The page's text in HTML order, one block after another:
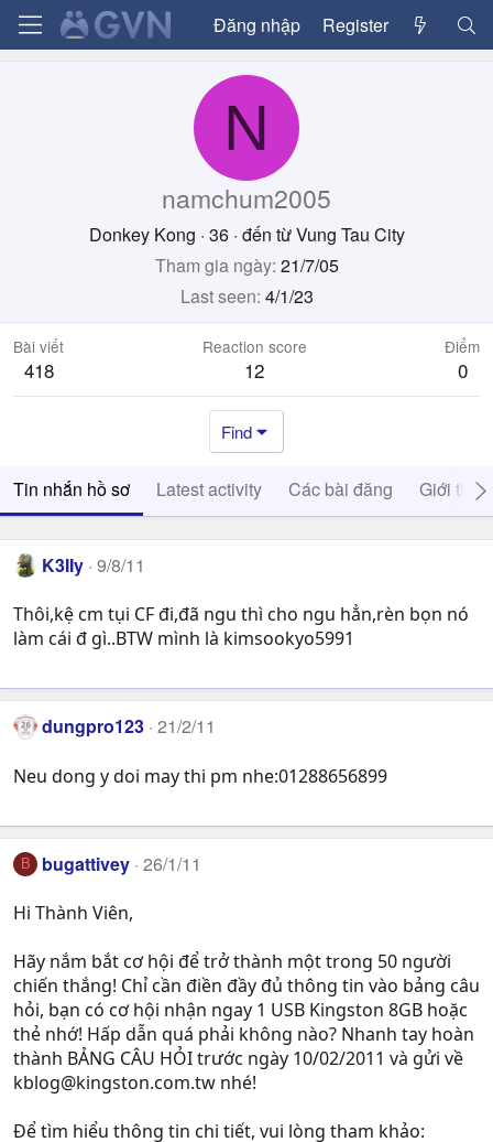
Đăng nhập Register
N
namchum2005
Donkey Kong · 36 · đến từVung Tau City
Tham gia ngày 21/7/05
Last seen 4/1/23
Bài viết
418
Reaction score
12
Điểm
0
Find
Tin nhắn hồ sơ Latest activity Các bài đăng Giới thiệu
K3IIy 9/8/11
Thôi,kệ cm tụi CF đi,đã ngu thì cho ngu hẳn,rèn bọn nó
làm cái đ gì..BTW mình là kimsookyo5991
dungpro123 21/2/11
Neu dong y doi may thi pm nhe:01288656899
B bugattivey 26/1/11
Hi Thành Viên,
Hãy nắm bắt cơ hội để trở thành một trong 50 người
chiến thắng! Chỉ cần điền đầy đủ thông tin vào bảng câu
hỏi, bạn có cơ hội nhận ngay 1 USB Kingston 8GB hoặc
thẻ nhớ! Hấp dẫn quá phải không nào? Nhanh tay hoàn
thành BẢNG CÂU HỎI trước ngày 10/02/2011 và gửi về
kblog@kingston.com.tw nhé!
Để tìm hiểu thông tin chi tiết, vui lòng tham khảo: